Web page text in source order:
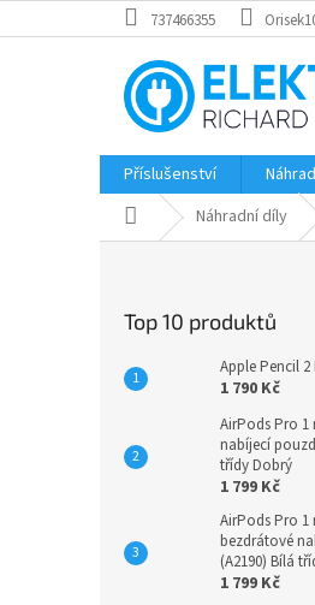
na
737466355
Příslušenství
Domů Náhradní díly
Top 10 produktů
Apple Pencil
1 790 Kč
AirPods Pro 1
nabíjecí
třídy Dobrý
1 799 Kč
AirPods Pro
bezdrátové
(A2190) Bílá
1 799 Kč